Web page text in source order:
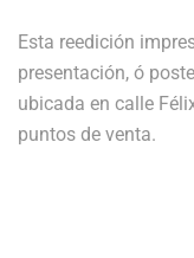
Esta reedición
presentación, ó
ubicada en calle
puntos de venta.